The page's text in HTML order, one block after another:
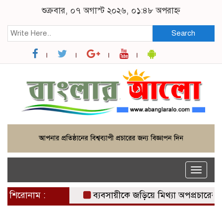
শুক্রবার, ০৭ অগাস্ট ২০২৬, ০১:৪৮ অপরাহ্ন
Search
Toggle
শিরোনাম : ব্যবসায়ীকে জড়িয়ে মিথ্যা অপপ্রচারের